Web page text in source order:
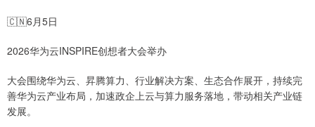
🇨🇳6月5日
2026华为云INSPIRE创想者大会举办
大会围绕华为云、昇腾算力、行业解决方案、生态合作展开，持续完
善华为云产业布局，加速政企上云与算力服务落地，带动相关产业链
发展。